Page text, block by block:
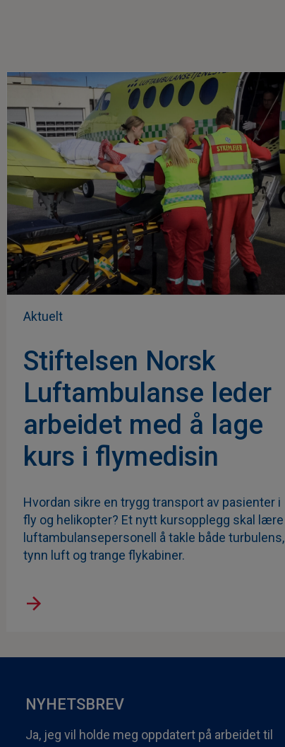
Aktuelt
Stiftelsen Norsk
Luftambulanse leder
arbeidet med å lage
kurs i flymedisin
Hvordan sikre en trygg transport av pasienter i
fly og helikopter? Et nytt kursopplegg skal lære
luftambulansepersonell å takle både turbulens,
tynn luft og trange flykabiner.
NYHETSBREV
Ja, jeg vil holde meg oppdatert på arbeidet til